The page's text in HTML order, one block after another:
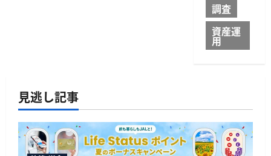
調査
資産運
用
見逃し記事